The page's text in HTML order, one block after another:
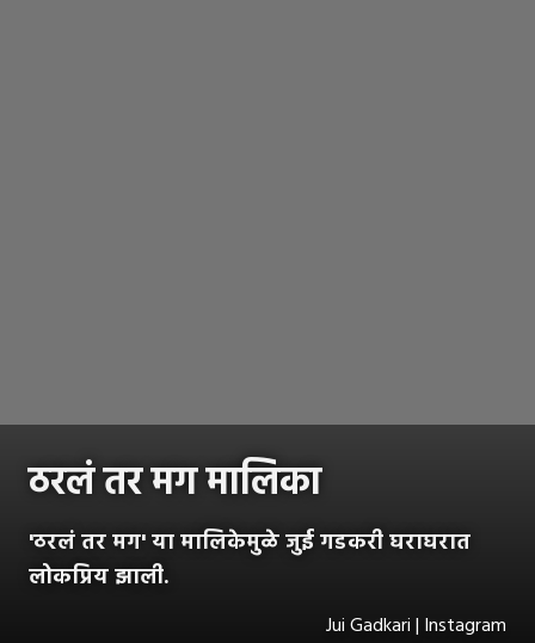
ठरलं तर मग मालिका
'ठरलं तर मग' या मालिकेमुळे जुई गडकरी घराघरात
लोकप्रिय झाली.
Jui Gadkari | Instagram